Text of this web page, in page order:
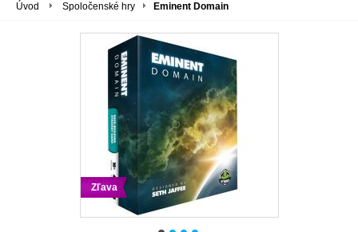
Úvod Spoločenské hry Eminent Domain
Zľava